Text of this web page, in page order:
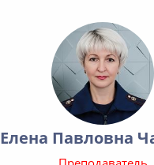
Елена Павловна